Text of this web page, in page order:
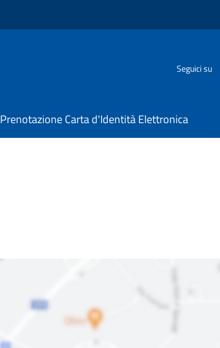
Seguici su
Prenotazione Carta d'Identità Elettronica